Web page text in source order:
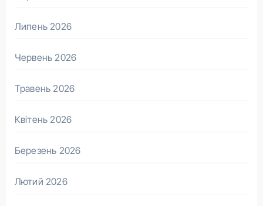
Липень 2026
Червень 2026
Травень 2026
Квітень 2026
Березень 2026
Лютий 2026